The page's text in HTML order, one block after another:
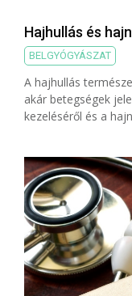
Hajhullás és
BELGYÓGYÁSZAT
A hajhullás
akár betegségek
kezeléséről és a